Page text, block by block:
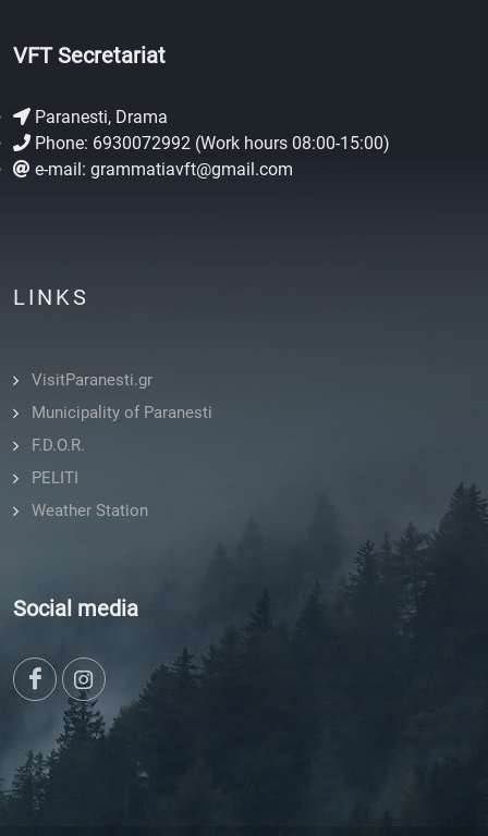
VFT Secretariat
Paranesti, Drama
Phone: 6930072992 (Work hours 08:00-15:00)
e-mail: grammatiavft@gmail.com
LINKS
VisitParanesti.gr
Municipality of Paranesti
F.D.O.R.
PELITI
Weather Station
Social media